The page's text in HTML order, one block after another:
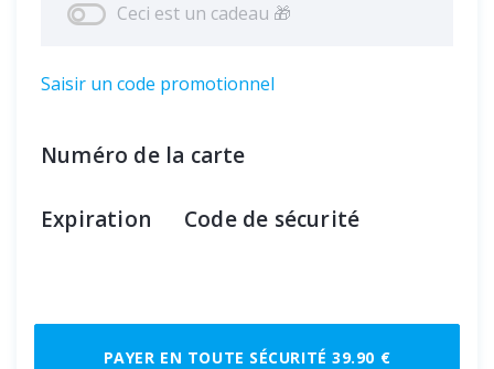
Ceci est un cadeau 🎁
Saisir un code promotionnel
Numéro de la carte
Expiration Code de sécurité
PAYER EN TOUTE SÉCURITÉ 39.90 €